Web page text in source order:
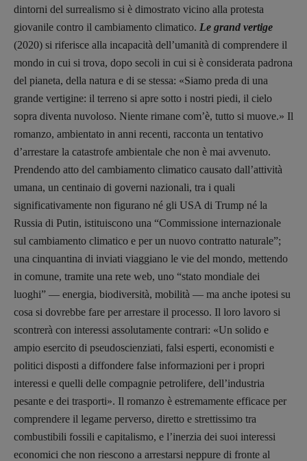
dintorni del surrealismo si è dimostrato vicino alla protesta
giovanile contro il cambiamento climatico. Le grand vertige
(2020) si riferisce alla incapacità dell’umanità di comprendere il
mondo in cui si trova, dopo secoli in cui si è considerata padrona
del pianeta, della natura e di se stessa: «Siamo preda di una
grande vertigine: il terreno si apre sotto i nostri piedi, il cielo
sopra diventa nuvoloso. Niente rimane com’è, tutto si muove.» Il
romanzo, ambientato in anni recenti, racconta un tentativo
d’arrestare la catastrofe ambientale che non è mai avvenuto.
Prendendo atto del cambiamento climatico causato dall’attività
umana, un centinaio di governi nazionali, tra i quali
significativamente non figurano né gli USA di Trump né la
Russia di Putin, istituiscono una “Commissione internazionale
sul cambiamento climatico e per un nuovo contratto naturale”;
una cinquantina di inviati viaggiano le vie del mondo, mettendo
in comune, tramite una rete web, uno “stato mondiale dei
luoghi” — energia, biodiversità, mobilità — ma anche ipotesi su
cosa si dovrebbe fare per arrestare il processo. Il loro lavoro si
scontrerà con interessi assolutamente contrari: «Un solido e
ampio esercito di pseudoscienziati, falsi esperti, economisti e
politici disposti a diffondere false informazioni per i propri
interessi e quelli delle compagnie petrolifere, dell’industria
pesante e dei trasporti». Il romanzo è estremamente efficace per
comprendere il legame perverso, diretto e strettissimo tra
combustibili fossili e capitalismo, e l’inerzia dei suoi interessi
economici che non riescono a arrestarsi neppure di fronte al